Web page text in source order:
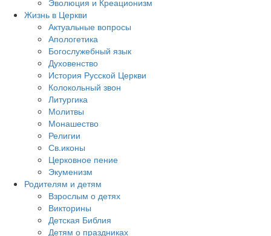
Жизнь в Церкви
Актуальные вопросы
Апологетика
Богослужебный язык
Духовенство
История Русской Церкви
Колокольный звон
Литургика
Молитвы
Монашество
Религии
Св.иконы
Церковное пение
Экуменизм
Родителям и детям
Взрослым о детях
Викторины
Детская Библия
Детям о праздниках